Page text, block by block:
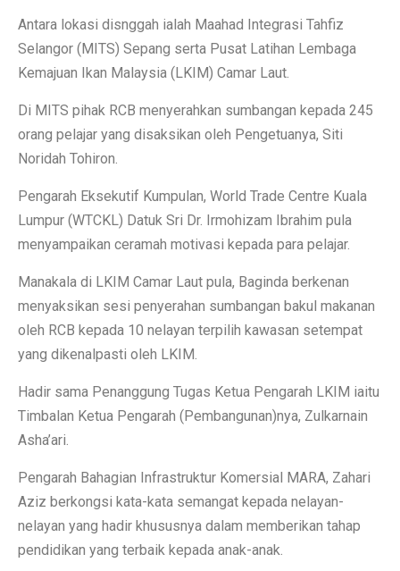
Antara lokasi disnggah ialah Maahad Integrasi Tahfiz
Selangor (MITS) Sepang serta Pusat Latihan Lembaga
Kemajuan Ikan Malaysia (LKIM) Camar Laut.
Di MITS pihak RCB menyerahkan sumbangan kepada 245
orang pelajar yang disaksikan oleh Pengetuanya, Siti
Noridah Tohiron.
Pengarah Eksekutif Kumpulan, World Trade Centre Kuala
Lumpur (WTCKL) Datuk Sri Dr. Irmohizam Ibrahim pula
menyampaikan ceramah motivasi kepada para pelajar.
Manakala di LKIM Camar Laut pula, Baginda berkenan
menyaksikan sesi penyerahan sumbangan bakul makanan
oleh RCB kepada 10 nelayan terpilih kawasan setempat
yang dikenalpasti oleh LKIM.
Hadir sama Penanggung Tugas Ketua Pengarah LKIM iaitu
Timbalan Ketua Pengarah (Pembangunan)nya, Zulkarnain
Asha’ari.
Pengarah Bahagian Infrastruktur Komersial MARA, Zahari
Aziz berkongsi kata-kata semangat kepada nelayan-
nelayan yang hadir khususnya dalam memberikan tahap
pendidikan yang terbaik kepada anak-anak.